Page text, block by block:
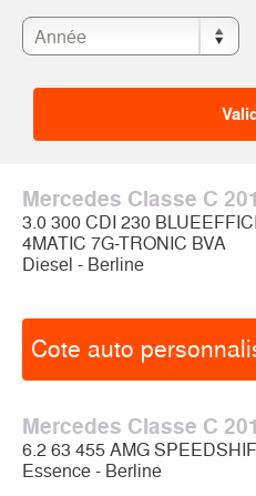
Mercedes Classe C
3.0 300 CDI 230
4MATIC 7G-TRONIC BVA
Diesel - Berline
Cote auto
Mercedes Classe C
6.2 63 455 AMG
Essence - Berline